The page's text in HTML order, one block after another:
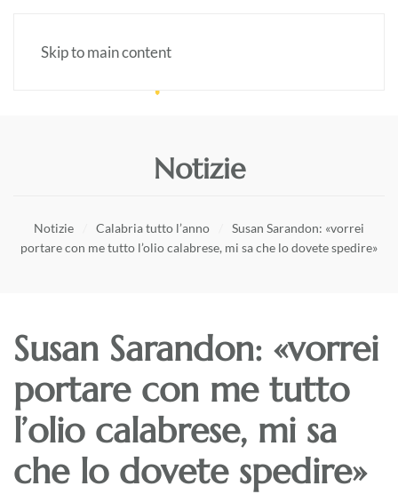
Skip to main content
Notizie
Notizie Calabria tutto l’anno
Susan Sarandon: «vorrei
portare con me tutto l’olio calabrese, mi sa che lo dovete spedire»
Susan Sarandon: «vorrei
portare con me tutto
l’olio calabrese, mi sa
che lo dovete spedire»